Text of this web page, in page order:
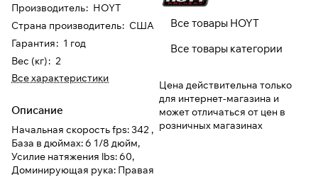
Производитель: HOYT
Страна производитель: США
Гарантия: 1 год
Вес (кг): 2
Все характеристики
Описание
Начальная скорость fps: 342 ,
База в дюймах: 6 1/8 дюйм,
Усилие натяжения lbs: 60,
Доминирующая рука: Правая
Все товары HOYT
Все товары категории
Цена действительна только
для интернет-магазина и
может отличаться от цен в
розничных магазинах
Добавляйте товары
в корзину
выберите метод оплатыПЛАЙТ
Оплачивайте сегодня только25% картой
любого банка